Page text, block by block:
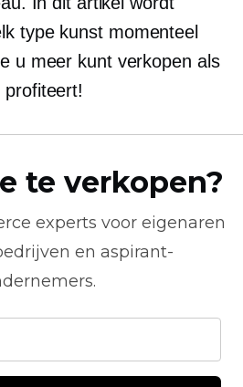
type kunst momenteel
u meer kunt verkopen als
profiteert!
te verkopen?
experts voor eigenaren
en aspirant-